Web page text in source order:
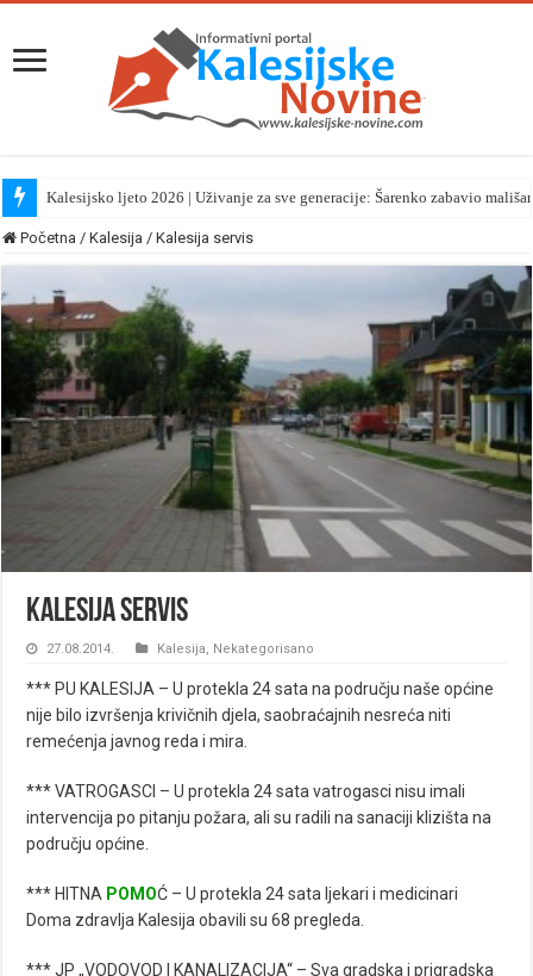
Kalesijsko ljeto 2026 | Uživanje za sve generacije: Šarenko zabavio
Početna / Kalesija / Kalesija servis
Kalesija servis
27.08.2014. Kalesija, Nekategorisano
*** PU KALESIJA – U protekla 24 sata na području naše općine
nije bilo izvršenja krivičnih djela, saobraćajnih nesreća niti
remećenja javnog reda i mira.
*** VATROGASCI – U protekla 24 sata vatrogasci nisu imali
intervencija po pitanju požara, ali su radili na sanaciji klizišta na
području općine.
*** HITNA POMOĆ – U protekla 24 sata ljekari i medicinari
Doma zdravlja Kalesija obavili su 68 pregleda.
*** JP „VODOVOD I KANALIZACIJA“ – Sva gradska i prigradska